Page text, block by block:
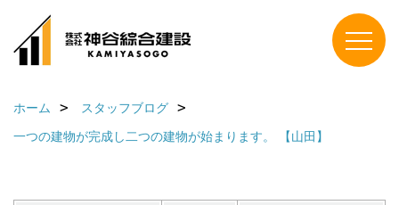
ホーム
スタッフブログ
一つの建物が完成し二つの建物が始まります。 【山田】